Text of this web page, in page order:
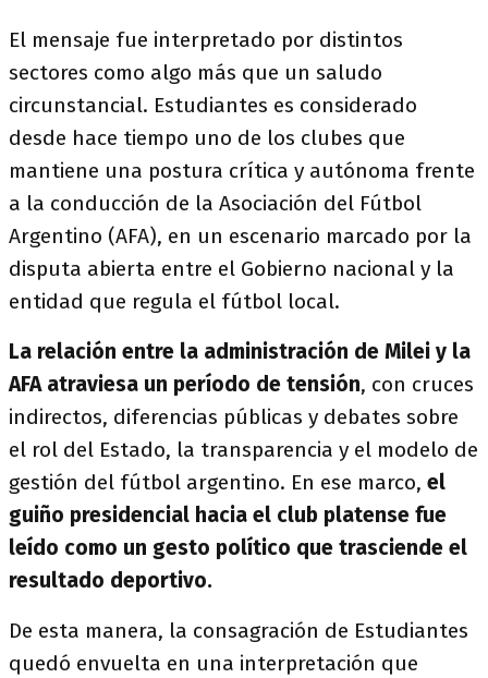
El mensaje fue interpretado por distintos
sectores como algo más que un saludo
circunstancial. Estudiantes es considerado
desde hace tiempo uno de los clubes que
mantiene una postura crítica y autónoma frente
a la conducción de la Asociación del Fútbol
Argentino (AFA), en un escenario marcado por la
disputa abierta entre el Gobierno nacional y la
entidad que regula el fútbol local.
La relación entre la administración de Milei y la
AFA atraviesa un período de tensión, con cruces
indirectos, diferencias públicas y debates sobre
el rol del Estado, la transparencia y el modelo de
gestión del fútbol argentino. En ese marco, el
guiño presidencial hacia el club platense fue
leído como un gesto político que trasciende el
resultado deportivo.
De esta manera, la consagración de Estudiantes
quedó envuelta en una interpretación que